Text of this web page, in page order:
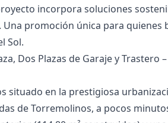
incorpora soluciones
promoción ‌única ‌para ‌quienes
‌Sol.
Dos Plazas de Garaje y Trastero
situado en la prestigiosa
de Torremolinos, a pocos